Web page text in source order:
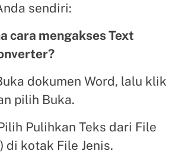
sendiri:
cara mengakses Text
dokumen Word, lalu klik
pilih Buka.
Pulihkan Teks dari File
di kotak File Jenis.